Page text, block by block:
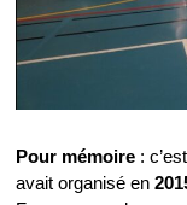
Pour mémoire :
avait organisé en